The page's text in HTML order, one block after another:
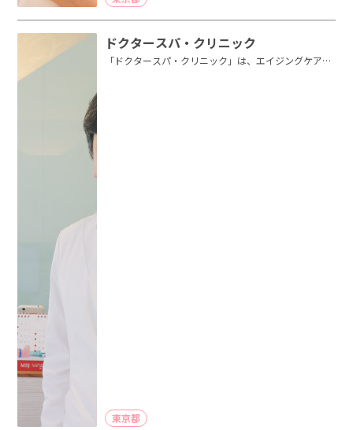
ドクタースパ・クリニック
「ドクタースパ・クリニック」は、エイジングケア専
東京都